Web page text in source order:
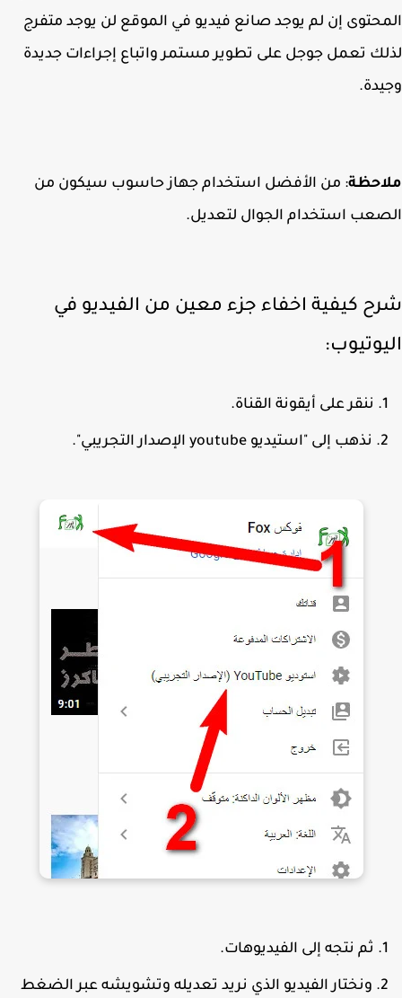
إن لم يوجد صانع فيديو في الموقع لن يوجد متفرج
تعمل جوجل على تطوير مستمر واتباع إجراءات جديدة
: من الأفضل استخدام جهاز حاسوب سيكون من
استخدام الجوال لتعديل.
كيفية اخفاء جزء معين من الفيديو في
ننقر على أيقونة القناة.
نذهب إلى "استيديو youtube الإصدار التجريبي".
ثم نتجه إلى الفيديوهات.
ونختار الفيديو الذي نريد تعديله وتشويشه عبر الضغط